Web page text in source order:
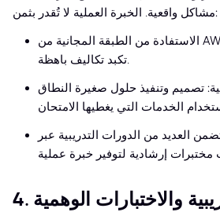
مشاكل واقعية. الخبرة العملية لا تُقدر بثمن:
الاستفادة من الطبقة المجانية من AWS: تجربة الخدمات دون
تكبد تكاليف باهظة.
تصميم وتنفيذ حلول صغيرة النطاق
العديد من الدورات التدريبية عبر
والاختبارات الوهمية